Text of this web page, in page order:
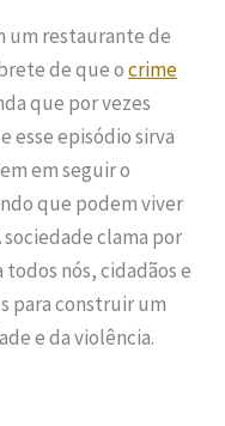
um restaurante de
de que ocrime
que por vezes
esse episódio sirva
em seguir o
que podem viver
clama por
todos nós, cidadãos e
para construir um
e da violência.